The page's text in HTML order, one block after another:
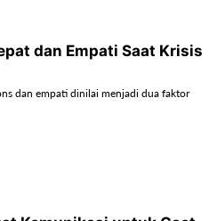
dan Empati Saat Krisis
dan empati dinilai menjadi dua faktor